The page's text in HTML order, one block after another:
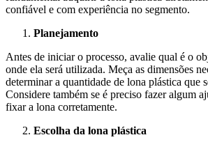
confiável e com experiência no segmento.
Planejamento
Antes de iniciar o processo, avalie qual é o
onde ela será utilizada. Meça as dimensões
determinar a quantidade de lona plástica que
Considere também se é preciso fazer algum
fixar a lona corretamente.
Escolha da lona plástica